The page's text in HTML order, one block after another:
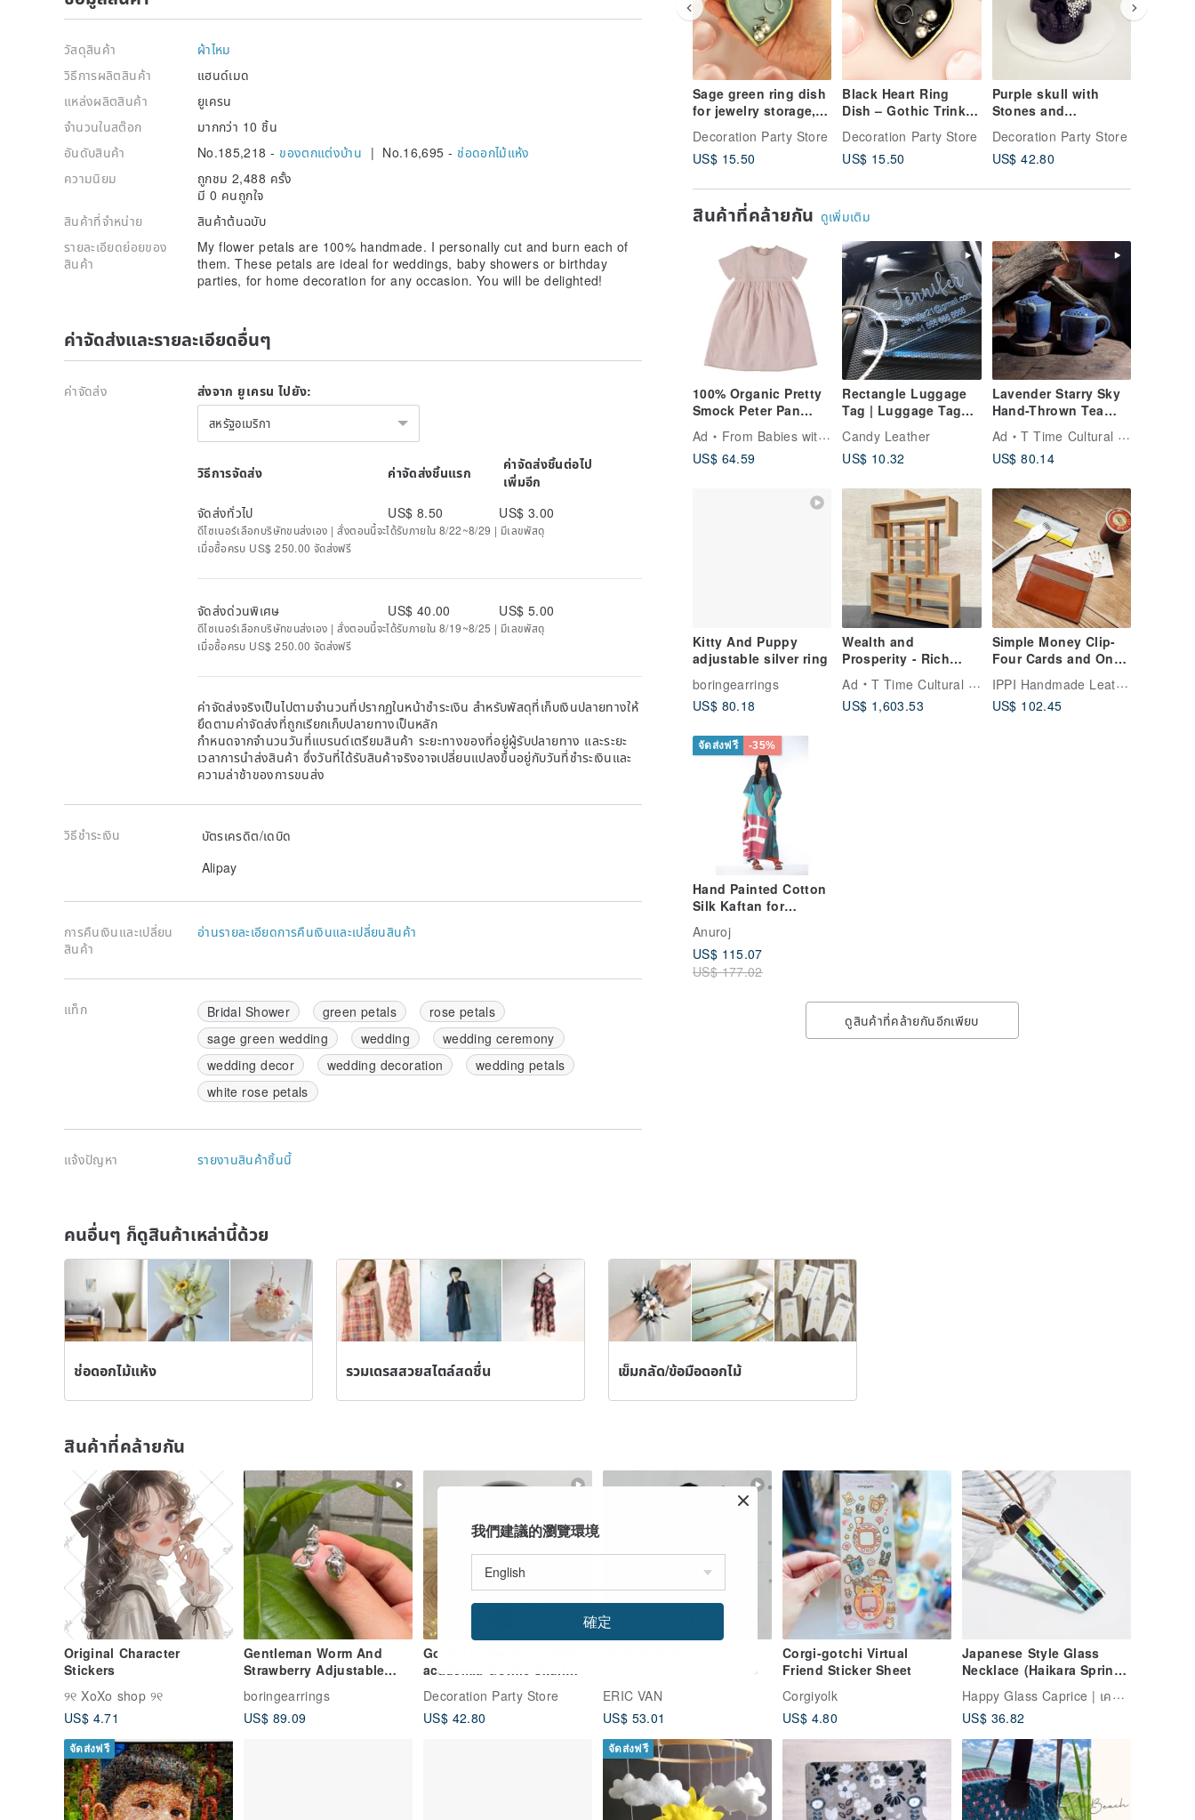
Sage green ring dish
for jewelry storage,
perfect Mom gift idea
Decoration Party Store
US$ 15.50
Black Heart Ring
Dish – Gothic Trinket
Tray & Jewelry
Holder Gift
Decoration Party Store
US$ 15.50
Purple skull with
Stones and
Rhinestones Unique
handmade art and
home decor
Decoration Party Store
US$ 42.80
สินค้าที่คล้ายกัน ดูเพิ่มเติม
100% Organic Pretty
Smock Peter Pan
collar dress with
paisley print
Ad
From Babies with Love from UK
US$ 64.59
Rectangle Luggage
Tag | Luggage Tags |
Luggage Tag
Personalized |
Engraved Lug
Candy Leather
US$ 10.32
Lavender Starry Sky
Hand-Thrown Tea
Infuser Pot, Star-
Speckled Glaze,
Handmade Ceramics,
Ad
T Time Cultural & Creative
US$ 80.14
Kitty And Puppy
adjustable silver ring
boringearrings
US$ 80.18
Wealth and
Prosperity - Rich
Character Cabinet
Cultural and Creative
Ad
T Time Cultural & Creative
US$ 1,603.53
Simple Money Clip-
Four Cards and One
IPPI Handmade Leather
US$ 102.45
จัดส่งฟรี -35%
Hand Painted Cotton
Silk Kaftan for
Vacation Free Size
Anuroj
US$ 115.07
US$ 177.02
ดูสินค้าที่คล้ายกันอีกเพียบ
วัสดุสินค้า
ผ้าไหม
วิธีการผลิตสินค้า
แฮนด์เมด
แหล่งผลิตสินค้า
ยูเครน
จำนวนในสต๊อก
มากกว่า 10 ชิ้น
อันดับสินค้า
No.185,218 -ของตกแต่งบ้าน | No.16,695 - ช่อดอกไม้แห้ง
ความนิยม
ถูกชม 2,488 ครั้ง
มี 0 คนถูกใจ
สินค้าที่จำหน่าย
สินค้าต้นฉบับ
รายละเอียดย่อยของ
สินค้า
My flower petals are 100% handmade. I personally cut and burn each of
them. These petals are ideal for weddings, baby showers or birthday
parties, for home decoration for any occasion. You will be delighted!
ค่าจัดส่งและรายละเอียดอื่นๆ
ค่าจัดส่ง ส่งจาก ยูเครน ไปยัง:
สหรัฐอเมริกา
วิธีการจัดส่ง ค่าจัดส่งชิ้นแรก
ค่าจัดส่งชิ้นต่อไป
เพิ่มอีก
จัดส่งทั่วไป
US$ 8.50 US$ 3.00
ดีไซเนอร์เลือกบริษัทขนส่งเอง | สั่งตอนนี้จะได้รับภายใน 8/22~8/29 | มีเลขพัสดุ
เมื่อซื้อครบ US$ 250.00 จัดส่งฟรี
จัดส่งด่วนพิเศษ US$ 40.00 US$ 5.00
ดีไซเนอร์เลือกบริษัทขนส่งเอง | สั่งตอนนี้จะได้รับภายใน 8/19~8/25 | มีเลขพัสดุ
เมื่อซื้อครบ US$ 250.00 จัดส่งฟรี
ค่าจัดส่งจริงเป็นไปตามจำนวนที่ปรากฏในหน้าชำระเงิน สำหรับพัสดุที่เก็บเงินปลายทางให้
ยึดตามค่าจัดส่งที่ถูกเรียกเก็บปลายทางเป็นหลัก
กำหนดจากจำนวนวันที่แบรนด์เตรียมสินค้า ระยะทางของที่อยู่ผู้รับปลายทาง และระยะ
เวลาการนำส่งสินค้า ซึ่งวันที่ได้รับสินค้าจริงอาจเปลี่ยนแปลงขึ้นอยู่กับวันที่ชำระเงินและ
ความล่าช้าของการขนส่ง
วิธีชำระเงิน
บัตรเครดิต/เดบิด
Alipay
การคืนเงินและเปลี่ยน
สินค้า
อ่านรายละเอียดการคืนเงินและเปลี่ยนสินค้า
แท็ก Bridal Shower green petals
rose petals
sage green wedding
wedding
wedding ceremony
wedding decor
wedding decoration
wedding petals
white rose petals
แจ้งปัญหา รายงานสินค้าชิ้นนี้
คนอื่นๆ ก็ดูสินค้าเหล่านี้ด้วย
ช่อดอกไม้แห้ง รวมเดรสสวยสไตล์สดชื่น เข็มกลัด/ข้อมือดอกไม้
สินค้าที่คล้ายกัน
Original Character
Stickers
୨୧ XoXo shop ୨୧
US$ 4.71
Gentleman Worm And
Strawberry Adjustable
Silver Ring
boringearrings
US$ 89.09
Gothic home decor Dark
academia Gothic skull
decoration Day of the
Dead Witch
Decoration Party Store
US$ 42.80
ERIC VAN
US$ 53.01
Corgi-gotchi Virtual
Friend Sticker Sheet
Corgiyolk
US$ 4.80
Japanese Style Glass
Necklace (Haikara Spring)
[Made to Order]
Happy Glass Caprice | เครื่องประดับแก้ว
US$ 36.82
จัดส่งฟรี จัดส่งฟรี
我們建議的瀏覽環境
確定